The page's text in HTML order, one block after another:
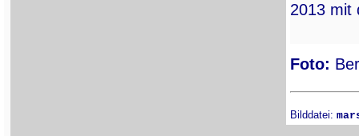
2013 mit
Foto:
Bilddatei: